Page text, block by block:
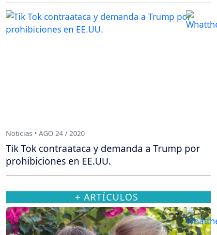
Noticias • AGO 24 / 2020
Tik Tok contraataca y demanda a Trump por
prohibiciones en EE.UU.
+ ARTÍCULOS